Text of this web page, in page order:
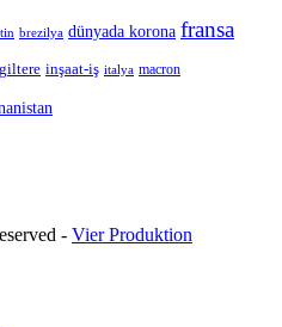
brezilya dünyada korona fransa
inşaat-iş italya macron
- Vier Produktion